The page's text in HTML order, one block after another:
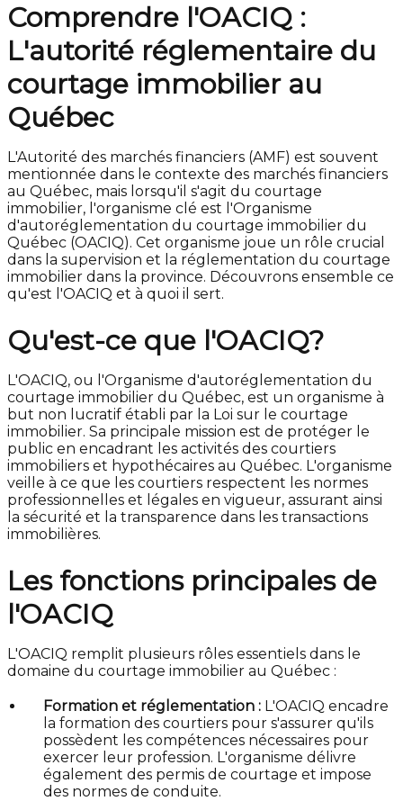
Comprendre l'OACIQ :
L'autorité réglementaire du
courtage immobilier au
Québec
L'Autorité des marchés financiers (AMF) est souvent
mentionnée dans le contexte des marchés financiers
au Québec, mais lorsqu'il s'agit du courtage
immobilier, l'organisme clé est l'Organisme
d'autoréglementation du courtage immobilier du
Québec (OACIQ). Cet organisme joue un rôle crucial
dans la supervision et la réglementation du courtage
immobilier dans la province. Découvrons ensemble ce
qu'est l'OACIQ et à quoi il sert.
Qu'est-ce que l'OACIQ?
L'OACIQ, ou l'Organisme d'autoréglementation du
courtage immobilier du Québec, est un organisme à
but non lucratif établi par la Loi sur le courtage
immobilier. Sa principale mission est de protéger le
public en encadrant les activités des courtiers
immobiliers et hypothécaires au Québec. L'organisme
veille à ce que les courtiers respectent les normes
professionnelles et légales en vigueur, assurant ainsi
la sécurité et la transparence dans les transactions
immobilières.
Les fonctions principales de
l'OACIQ
L'OACIQ remplit plusieurs rôles essentiels dans le
domaine du courtage immobilier au Québec :
Formation et réglementation : L'OACIQ encadre
la formation des courtiers pour s'assurer qu'ils
possèdent les compétences nécessaires pour
exercer leur profession. L'organisme délivre
également des permis de courtage et impose
des normes de conduite.